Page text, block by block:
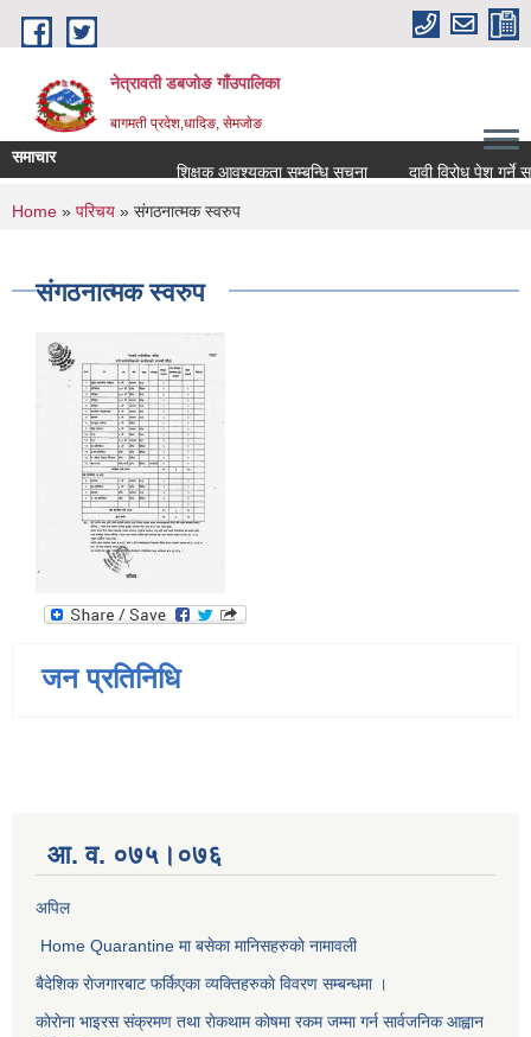
Skip to main content
नेत्रावती डबजोङ गाँउपालिका
बागमती प्रदेश,धादिङ, सेमजाेङ
समाचार
शिक्षक आवश्यकता सम्बन्धि सूचना
दावी विरोध पेश गर्ने
You are here
Home » परिचय » संगठनात्मक स्वरुप
संगठनात्मक स्वरुप
जन प्रतिनिधि
आ. व. ०७५।०७६
अपिल
Home Quarantine मा बसेका मानिसहरुकाे नामावली
बैदेशिक राेजगारबाट फर्किएका व्यक्तिहरुकाे विवरण सम्बन्धमा ।
काेराेना भाइरस संक्रमण तथा राेकथाम काेषमा रकम जम्मा गर्न सार्वजनिक आह्वान